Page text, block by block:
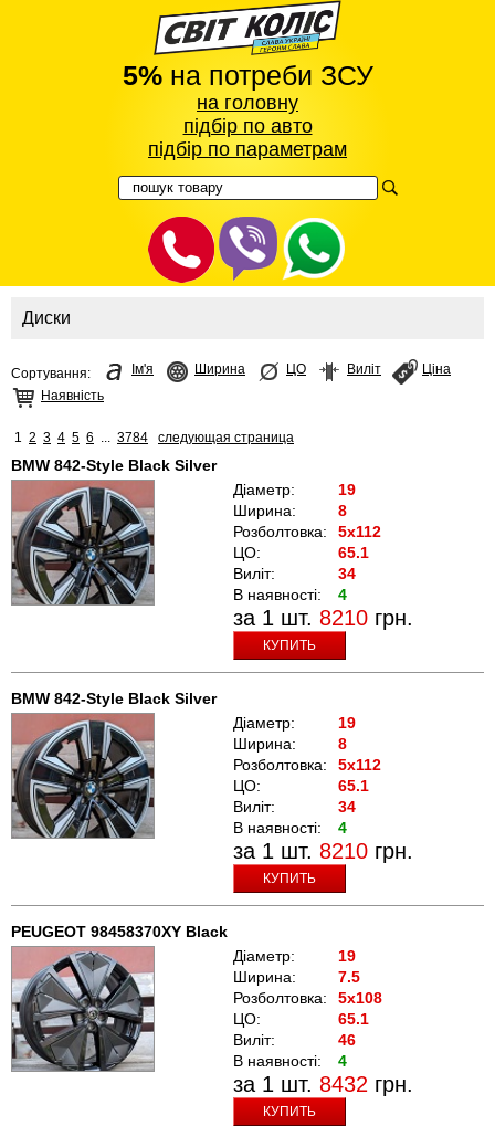
5%на потреби ЗСУ
на головну
підбір по авто
підбір по параметрам
Диски
Сортування: Ім'я Ширина ЦО Виліт
Ціна
Наявність
1 2 3 4 5 6 3784 следующая страница
BMW 842-Style Black Silver
Діаметр:
19
Ширина:
8
Розболтовка:
5x112
ЦО:
65.1
Виліт:
34
В наявності:
4
за 1 шт. 8210 грн.
КУПИТЬ
BMW 842-Style Black Silver
Діаметр:
19
Ширина:
8
Розболтовка:
5x112
ЦО:
65.1
Виліт:
34
В наявності:
4
за 1 шт. 8210 грн.
КУПИТЬ
PEUGEOT 98458370XY Black
Діаметр:
19
Ширина:
7.5
Розболтовка:
5x108
ЦО:
65.1
Виліт:
46
В наявності:
4
за 1 шт. 8432 грн.
КУПИТЬ